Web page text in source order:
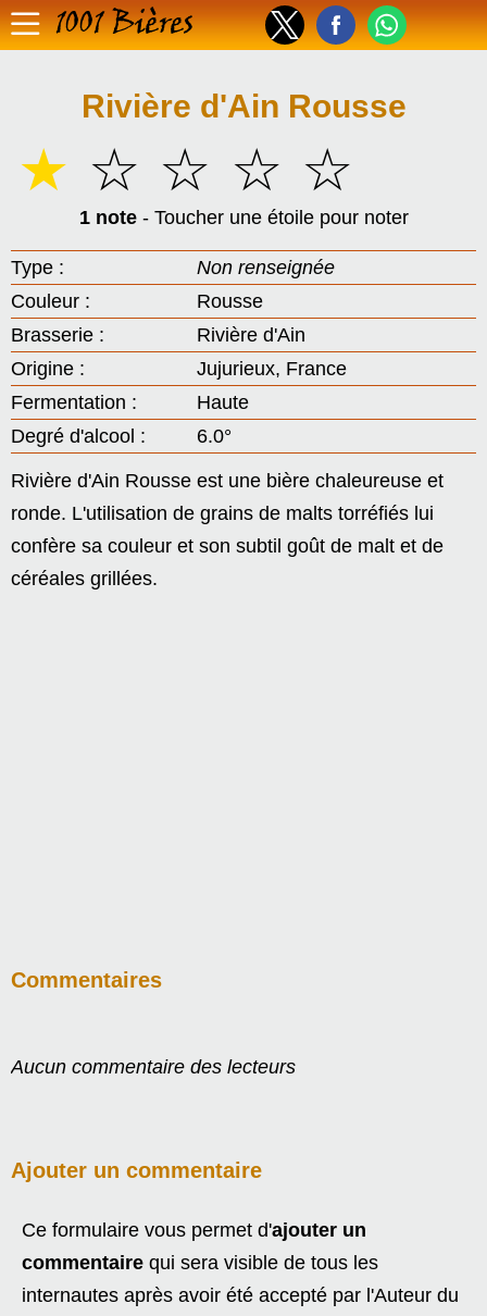
1001 Bières
Rivière d'Ain Rousse
☆
☆
☆
☆
☆
1 note- Toucher une étoile pour noter
Type :
Non renseignée
Couleur :
Rousse
Brasserie :
Rivière d'Ain
Origine :
Jujurieux, France
Fermentation :
Haute
Degré d'alcool :
6.0°
Rivière d'Ain Rousse est une bière chaleureuse et
ronde. L'utilisation de grains de malts torréfiés lui
confère sa couleur et son subtil goût de malt et de
céréales grillées.
Commentaires
Aucun commentaire des lecteurs
Ajouter un commentaire
Ce formulaire vous permet d'ajouter un
commentaire qui sera visible de tous les
internautes après avoir été accepté par l'Auteur du